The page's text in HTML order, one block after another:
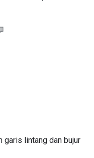
garis lintang dan bujur